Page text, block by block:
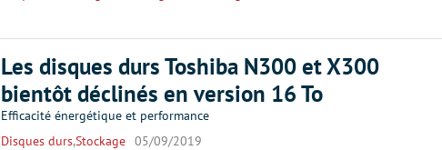
Les disques durs Toshiba N300 et X300
bientôt déclinés en version 16 To
Efficacité énergétique et performance
Disques durs,Stockage 05/09/2019